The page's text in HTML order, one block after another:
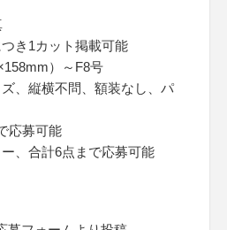
き1カット掲載可能
）～F8号
ズ、縦横不問、額装なし、パ
応募可能
、合計6点まで応募可能